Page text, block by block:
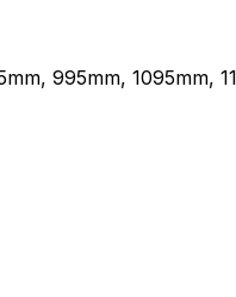
995mm, 1095mm,